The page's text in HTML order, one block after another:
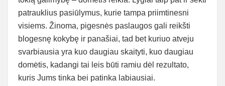
patrauklius pasiūlymus, kurie tampa priimtinesni
visiems. Žinoma, pigesnės paslaugos gali reikšti
blogesnę kokybę ir panašiai, tad bet kuriuo atveju
svarbiausia yra kuo daugiau skaityti, kuo daugiau
domėtis, kadangi tai leis būti ramiu dėl rezultato,
kuris Jums tinka bei patinka labiausiai.